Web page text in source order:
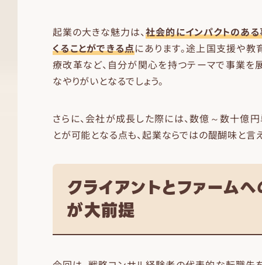
起業の大きな魅力は、社会的にインパクトのあ
くることができる点にあります。途上国支援や教
療改革など、自分が関心を持つテーマで事業を
なやりがいとなるでしょう。
さらに、会社が成長した際には、数億～数十億
とが可能となる点も、起業ならではの醍醐味と言え
クライアントとファームへ
が大前提